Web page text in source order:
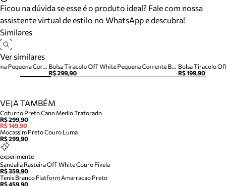
Ficou na dúvida se esse é o produto ideal? Fale com nossa
assistente virtual de estilo no WhatsApp e descubra!
Similares
Ver similares
Bolsa Tiracolo Off-White Pequena Corrente Basic
R$ 299,90
Bolsa Tiracolo
R$ 199,90
Bolsa Tiracolo Off-White Verona Pequena Corrente
VEJA TAMBÉM
Coturno Preto Cano Medio Tratorado
R$ 299,90
R$ 149,90
Mocassim Preto Couro Luma
R$ 299,90
experimente
Sandalia Rasteira Off-White Couro Fivela
R$ 359,90
Tenis Branco Flatform Amarracao Preto
R$ 459,90